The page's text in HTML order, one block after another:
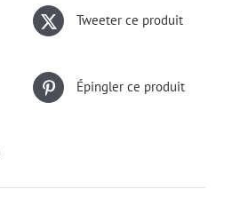
Tweeter ce produit
Épingler ce produit